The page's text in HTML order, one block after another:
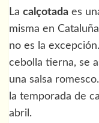
La calçotada es
misma en
no es la
cebolla tierna, se
una salsa
la temporada de
abril.